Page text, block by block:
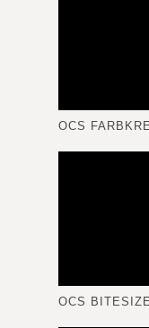
OCS
OCS